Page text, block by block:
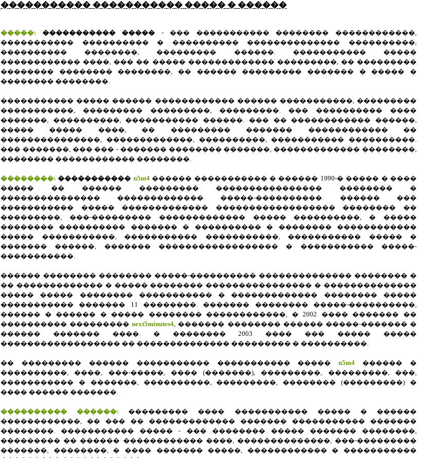
����������� ����������� ����� � ������
�����: ����������� ����� - ��� ����������� �������� ������������,
����������� ���������� � ���������� �������������� ����������,
���������� ��������, ��������� ������. ����������� �����
������������ ����, ��� �� ����� ������������� ���������, �� ���������
�������� �������� ��������, �� ������ ��������� ������� � ����� �
�������� ��������.
����������� ����� ������ ������������ ������ �����������, ���������
�����������, ��������� ���������, ���������. ��� ���������� ����
�������, ����������, ����������� ������. ��� �� ������������ ������,
����� ����� ����, �� ��������� ������� ������������ ��
���������������, �������������, ����������, ����������� ����������.
��� �������, ��� ��� - ������� �������� �������, ������������� ��������,
�������� ������������ ��������.
��������: ����������� n5m4������ ����������� � ������ 1990-� ����� � ����
����� �� ������ ��������� ���������������� �������� �
��������������� ������������� �����-����������. ������ ���
����������� ����� ������������� ������������������ �������� ��
���������, ���-��������� ������������� ����� ����������, � �����
�������� ���������� ������� � ���������� � �������� ������������
����� �����������, ����������� �����������, ����������� ����� �
������� ������, ������� ������������������ � ����������� �����-
�����������.
������ �������� �������� �����-���������� �������������� �������� �
�� ������������� � ����� �������� ���������������� � ��������������
����� ����� �������� ����������� � ������������� �������� �����
����������� ������� 11 ��������. ������� �������� �����-����������,
������ � ������ � ����� �������� ������������, � 2002 ���� ������� ��
���������� ���������next5minutes4, ������� �������� ������ �����-������� �
������ ������� ����. � �������� 2003 ���� ��� ����� �����
������������������ �� �������������� ��������� � ����������.
�� ��������� ������ ����������� ����������� �����n5m4 ������ �
����������, ����, ���-�����, ���� (�������), ���������, ���������, ���,
����������� � �������, ����������, ���������, �������� (���������) �
���� ������ �������.
���������� ������:��������� ���� ����������� ����� � ������
������������, �� ��� �� ������������� ������� ����������� �������
��������. ����������� ����� - ��� �������� ����� ������� ��������,
��������� �� ������ ������������ ����, ��������������, ���-���������
�������, ��������, � ���� ������� �����, ������������ � �����������